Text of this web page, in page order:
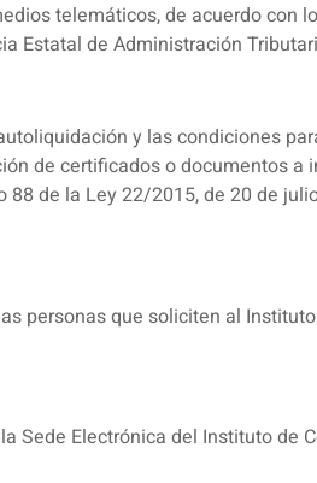
telemáticos, de acuerdo con
Estatal de Administración
y las condiciones
de certificados o documentos a
de la Ley 22/2015, de 20 de
personas que soliciten al
Sede Electrónica del Instituto de